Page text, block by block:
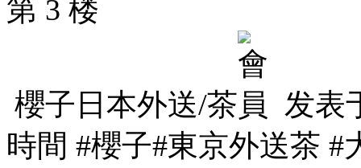
第 3 楼
櫻子日本外送/茶
发表
時間 #櫻子#東京外送茶 #